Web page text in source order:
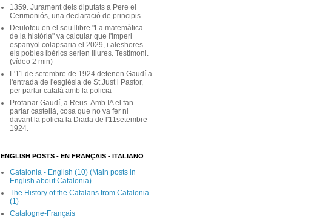
1359. Jurament dels diputats a Pere el
Cerimoniós, una declaració de principis.
Deulofeu en el seu llibre "La matemàtica
de la història" va calcular que l'imperi
espanyol colapsaria el 2029, i aleshores
els pobles ibèrics serien lliures. Testimoni.
(vídeo 2 min)
L'11 de setembre de 1924 detenen Gaudí a
l'entrada de l'església de St.Just i Pastor,
per parlar català amb la policia
Profanar Gaudí, a Reus. Amb IA el fan
parlar castellà, cosa que no va fer ni
davant la policia la Diada de l'11setembre
1924.
ENGLISH POSTS - EN FRANÇAIS - ITALIANO
Catalonia - English (10) (Main posts in
English about Catalonia)
The History of the Catalans from Catalonia
(1)
Catalogne-Français